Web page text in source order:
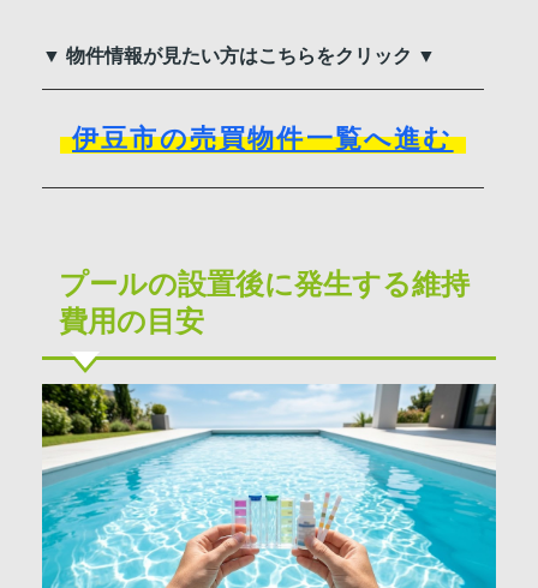
▼ 物件情報が見たい方はこちらをクリック ▼
伊豆市の売買物件一覧へ進む
プールの設置後に発生する維持
費用の目安